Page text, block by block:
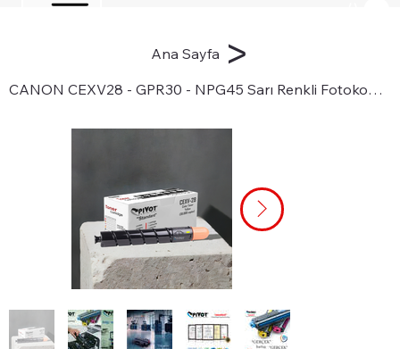
Ana Sayfa >
CANON CEXV28 - GPR30 - NPG45 Sarı Renkli Fotokopi Toneri için